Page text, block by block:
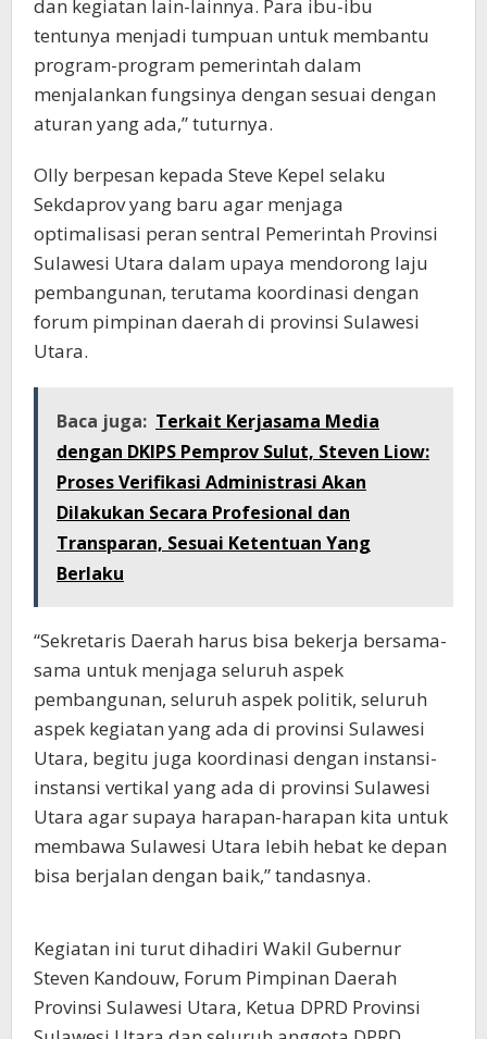
dan kegiatan lain-lainnya. Para ibu-ibu
tentunya menjadi tumpuan untuk membantu
program-program pemerintah dalam
menjalankan fungsinya dengan sesuai dengan
aturan yang ada,” tuturnya.
Olly berpesan kepada Steve Kepel selaku
Sekdaprov yang baru agar menjaga
optimalisasi peran sentral Pemerintah Provinsi
Sulawesi Utara dalam upaya mendorong laju
pembangunan, terutama koordinasi dengan
forum pimpinan daerah di provinsi Sulawesi
Utara.
Baca juga: Terkait Kerjasama Media
dengan DKIPS Pemprov Sulut, Steven Liow:
Proses Verifikasi Administrasi Akan
Dilakukan Secara Profesional dan
Transparan, Sesuai Ketentuan Yang
Berlaku
“Sekretaris Daerah harus bisa bekerja bersama-
sama untuk menjaga seluruh aspek
pembangunan, seluruh aspek politik, seluruh
aspek kegiatan yang ada di provinsi Sulawesi
Utara, begitu juga koordinasi dengan instansi-
instansi vertikal yang ada di provinsi Sulawesi
Utara agar supaya harapan-harapan kita untuk
membawa Sulawesi Utara lebih hebat ke depan
bisa berjalan dengan baik,” tandasnya.
Kegiatan ini turut dihadiri Wakil Gubernur
Steven Kandouw, Forum Pimpinan Daerah
Provinsi Sulawesi Utara, Ketua DPRD Provinsi